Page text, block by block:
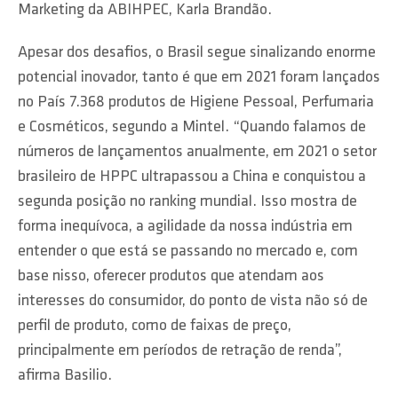
Marketing da ABIHPEC, Karla Brandão.
Apesar dos desafios, o Brasil segue sinalizando enorme
potencial inovador, tanto é que em 2021 foram lançados
no País 7.368 produtos de Higiene Pessoal, Perfumaria
e Cosméticos, segundo a Mintel. “Quando falamos de
números de lançamentos anualmente, em 2021 o setor
brasileiro de HPPC ultrapassou a China e conquistou a
segunda posição no ranking mundial. Isso mostra de
forma inequívoca, a agilidade da nossa indústria em
entender o que está se passando no mercado e, com
base nisso, oferecer produtos que atendam aos
interesses do consumidor, do ponto de vista não só de
perfil de produto, como de faixas de preço,
principalmente em períodos de retração de renda”,
afirma Basilio.